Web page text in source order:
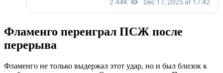
Фламенго переиграл ПСЖ после
перерыва
Фламенго не только выдержал этот удар, но и был близок к